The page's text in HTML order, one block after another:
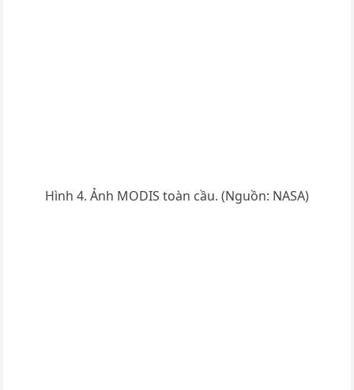
Hình 4. Ảnh MODIS toàn cầu. (Nguồn: NASA)